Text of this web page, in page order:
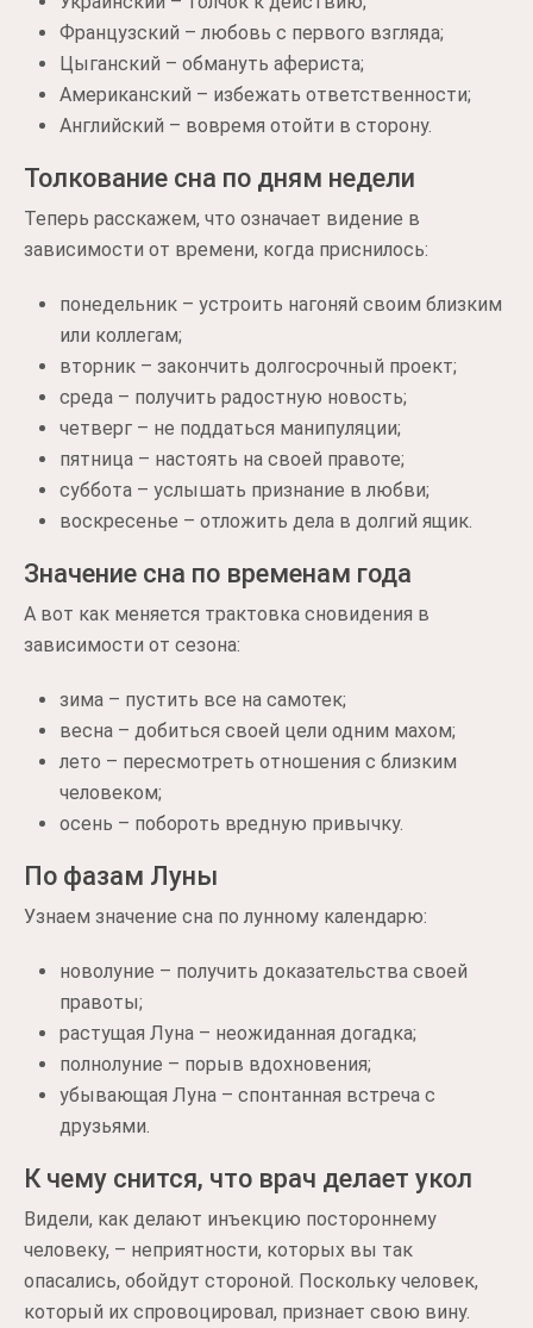
Французский – любовь с первого взгляда;
Цыганский – обмануть афериста;
Американский – избежать ответственности;
Английский – вовремя отойти в сторону.
Толкование сна по дням недели
Теперь расскажем, что означает видение в
зависимости от времени, когда приснилось:
понедельник – устроить нагоняй своим близким
или коллегам;
вторник – закончить долгосрочный проект;
среда – получить радостную новость;
четверг – не поддаться манипуляции;
пятница – настоять на своей правоте;
суббота – услышать признание в любви;
воскресенье – отложить дела в долгий ящик.
Значение сна по временам года
А вот как меняется трактовка сновидения в
зависимости от сезона:
зима – пустить все на самотек;
весна – добиться своей цели одним махом;
лето – пересмотреть отношения с близким
человеком;
осень – побороть вредную привычку.
По фазам Луны
Узнаем значение сна по лунному календарю:
новолуние – получить доказательства своей
правоты;
растущая Луна – неожиданная догадка;
полнолуние – порыв вдохновения;
убывающая Луна – спонтанная встреча с
друзьями.
К чему снится, что врач делает укол
Видели, как делают инъекцию постороннему
человеку, – неприятности, которых вы так
опасались, обойдут стороной. Поскольку человек,
который их спровоцировал, признает свою вину.